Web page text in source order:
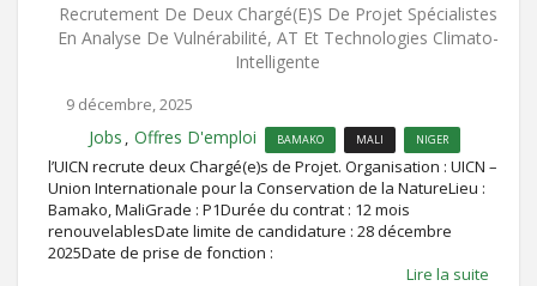
Recrutement De Deux Chargé(e)s De Projet Spécialistes
En Analyse De Vulnérabilité, AT Et Technologies Climato-
Intelligente
9 décembre, 2025
Jobs Offres D'emploi BAMAKO MALI NIGER
l’UICN recrute deux Chargé(e)s de Projet. Organisation : UICN –
Union Internationale pour la Conservation de la NatureLieu :
Bamako, MaliGrade : P1Durée du contrat : 12 mois
renouvelablesDate limite de candidature : 28 décembre
2025Date de prise de fonction :
Lire la suite